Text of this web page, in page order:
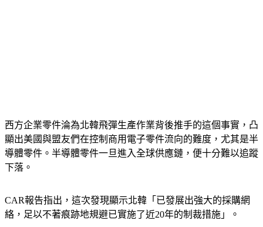
西方企業零件淪為北韓飛彈生產作業背後推手的這個事實，凸
顯出美國與盟友們在控制商用電子零件流向的難度，尤其是半
導體零件。半導體零件一旦進入全球供應鏈，便十分難以追蹤
下落。
CAR報告指出，這次發現顯示北韓「已發展出強大的採購網
絡，足以不著痕跡地規避已實施了近20年的制裁措施」。